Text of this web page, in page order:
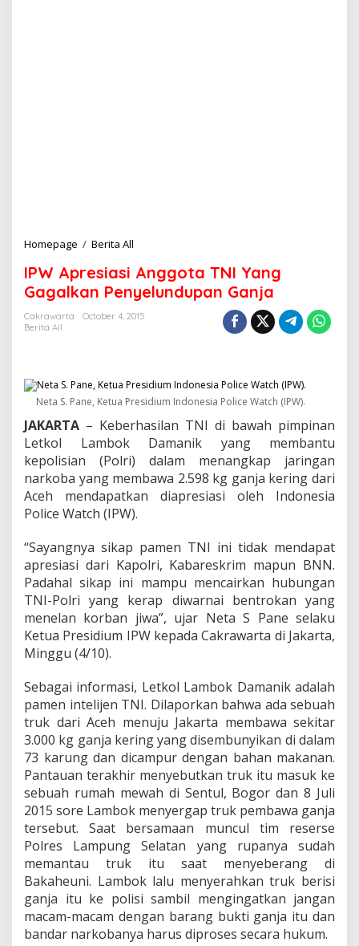
Homepage / Berita All
W
A
p
r
s
i
A
n
g
o
a
T
Y
g
G
a
k
a
n
P
e
n
y
e
l
n
p
a
n
G
a
IPW Apresiasi Anggota TNI Yang
Gagalkan Penyelundupan Ganja
Cakrawarta
October 4, 2015
Berita All
Neta S. Pane, Ketua Presidium Indonesia Police Watch (IPW).
JAKARTA – Keberhasilan TNI di bawah pimpinan
Letkol Lambok Damanik yang membantu
kepolisian (Polri) dalam menangkap jaringan
narkoba yang membawa 2.598 kg ganja kering dari
Aceh mendapatkan diapresiasi oleh Indonesia
Police Watch (IPW).
“Sayangnya sikap pamen TNI ini tidak mendapat
apresiasi dari Kapolri, Kabareskrim mapun BNN.
Padahal sikap ini mampu mencairkan hubungan
TNI-Polri yang kerap diwarnai bentrokan yang
menelan korban jiwa”, ujar Neta S Pane selaku
Ketua Presidium IPW kepada Cakrawarta di Jakarta,
Minggu (4/10).
Sebagai informasi, Letkol Lambok Damanik adalah
pamen intelijen TNI. Dilaporkan bahwa ada sebuah
truk dari Aceh menuju Jakarta membawa sekitar
3.000 kg ganja kering yang disembunyikan di dalam
73 karung dan dicampur dengan bahan makanan.
Pantauan terakhir menyebutkan truk itu masuk ke
sebuah rumah mewah di Sentul, Bogor dan 8 Juli
2015 sore Lambok menyergap truk pembawa ganja
tersebut. Saat bersamaan muncul tim reserse
Polres Lampung Selatan yang rupanya sudah
memantau truk itu saat menyeberang di
Bakaheuni. Lambok lalu menyerahkan truk berisi
ganja itu ke polisi sambil mengingatkan jangan
macam-macam dengan barang bukti ganja itu dan
bandar narkobanya harus diproses secara hukum.